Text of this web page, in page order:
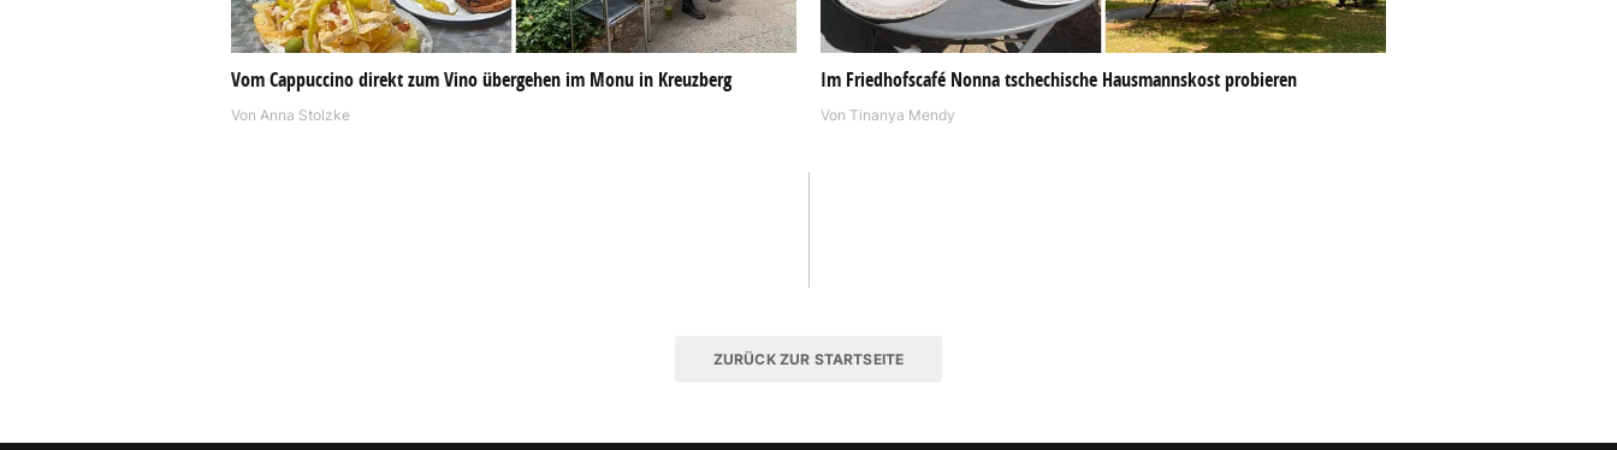
Vom Cappuccino direkt zum Vino übergehen im Monu in Kreuzberg
Von Anna Stolzke
Im Friedhofscafé Nonna tschechische Hausmannskost probieren
Von Tinanya Mendy
ZURÜCK ZUR STARTSEITE